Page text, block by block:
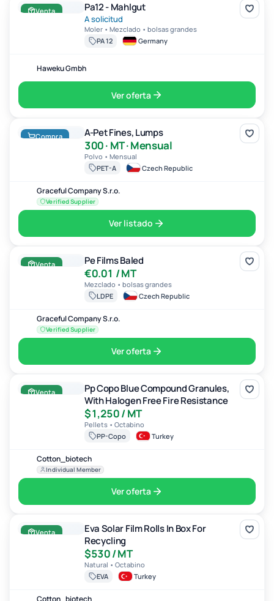
Venta Pa12 - Mahlgut
A solicitud
Moler • Mezclado • bolsas grandes
PA 12
Germany
Haweku Gmbh
Ver oferta
Compra A-Pet Fines, Lumps
300 · MT · Mensual
Polvo • Mensual
PET-A
Czech Republic
Graceful Company S.r.o.
Verified Supplier
Ver listado
Venta Pe Films Baled
€0.01 / MT
Mezclado • bolsas grandes
LDPE
Czech Republic
Graceful Company S.r.o.
Verified Supplier
Ver oferta
Pp Copo Blue Compound Granules, With Halogen Free Fire
Venta
Pp Copo Blue Compound Granules,
With Halogen Free Fire Resistance
$1,250 / MT
Pellets • Octabino
PP-Copo
Turkey
Cotton_biotech
Individual Member
Ver oferta
Venta
Eva Solar Film Rolls In Box For
Recycling
$530 / MT
Natural • Octabino
EVA
Turkey
Cotton_biotech